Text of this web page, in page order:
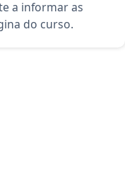
a informar as
do curso.